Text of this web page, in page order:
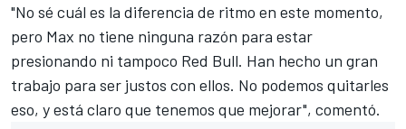
"No sé cuál es la diferencia de ritmo en este momento,
pero Max no tiene ninguna razón para estar
presionando ni tampoco Red Bull. Han hecho un gran
trabajo para ser justos con ellos. No podemos quitarles
eso, y está claro que tenemos que mejorar", comentó.